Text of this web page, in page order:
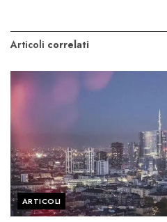
Articoli correlati
ARTICOLI